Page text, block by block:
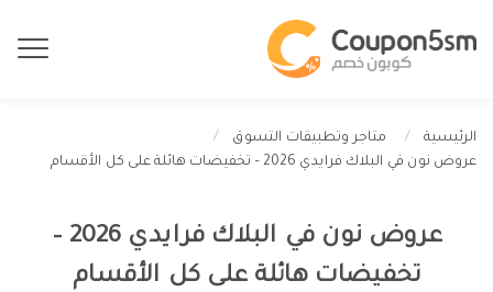
الرئيسية
متاجر وتطبيقات التسوق
عروض نون في البلاك فرايدي 2026 – تخفيضات هائلة على كل الأقسام
عروض نون في البلاك فرايدي 2026 –
تخفيضات هائلة على كل الأقسام